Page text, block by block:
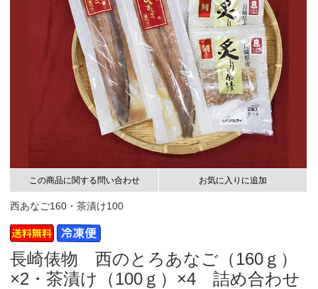
この商品に関する問い合わせ お気に入りに追加
西あなご160・茶漬け100
長崎俵物 西のとろあなご（160ｇ）
×2・茶漬け（100ｇ）×4 詰め合わせ